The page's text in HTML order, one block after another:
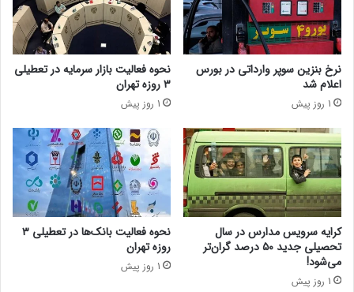
نرخ بنزین سوپر وارداتی در بورس
اعلام شد
1 روز پیش
نحوه فعالیت بازار سرمایه در تعطیلی
۳ روزه تهران
1 روز پیش
کرایه سرویس مدارس در سال
تحصیلی جدید ۵۰ درصد گران‌تر
می‌شود!
1 روز پیش
نحوه فعالیت بانک‌ها در تعطیلی ۳
روزه تهران
1 روز پیش